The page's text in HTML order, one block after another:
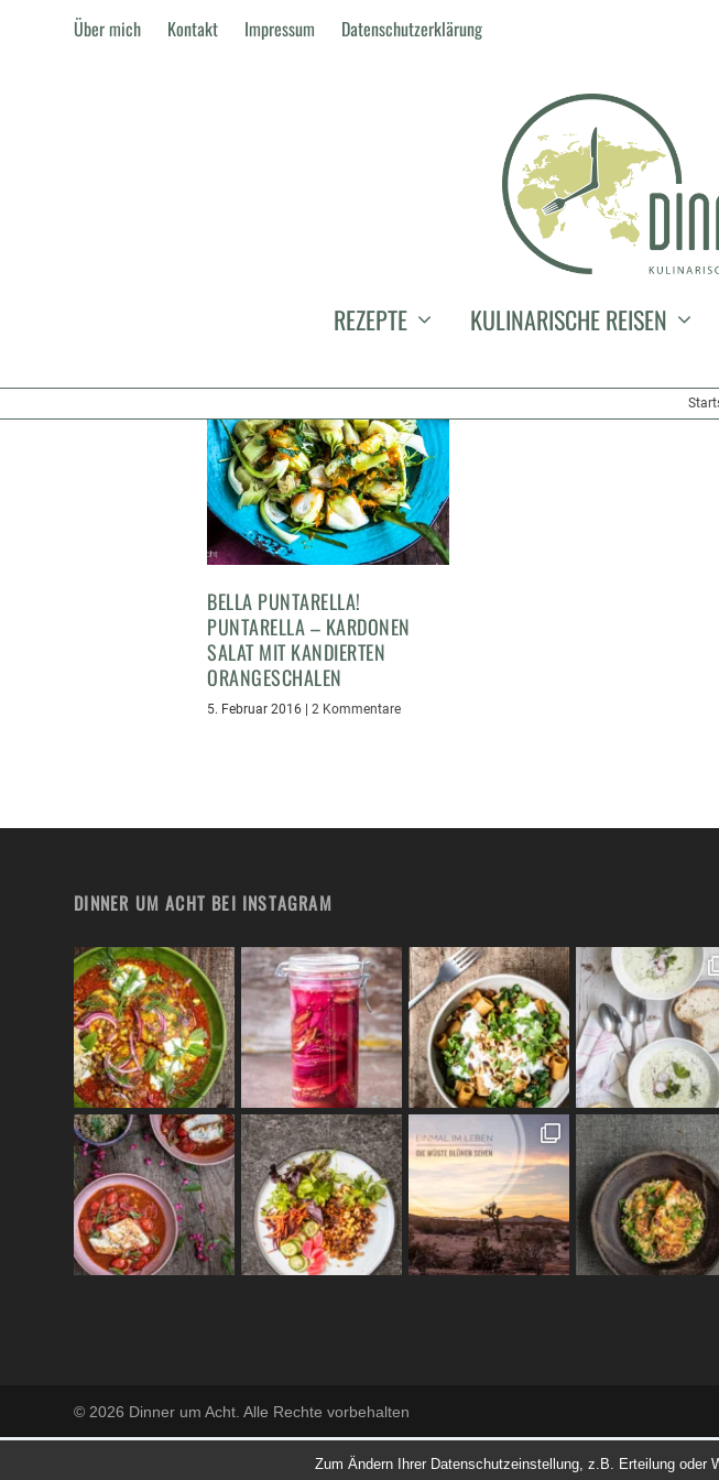
Über mich Kontakt Impressum Datenschutzerklärung
REZEPTE KULINARISCHE REISEN
BELLA PUNTARELLA!
PUNTARELLA – KARDONEN
SALAT MIT KANDIERTEN
ORANGESCHALEN
5. Februar 2016 |2 Kommentare
DINNER UM ACHT BEI INSTAGRAM
© 2026 Dinner um Acht. Alle Rechte vorbehalten
Zum Ändern Ihrer Datenschutzeinstellung, z.B. Erteilung oder